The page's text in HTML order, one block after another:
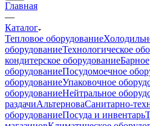
Главная
—
Каталог
Тепловое оборудование
оборудованиеТехнологическое
кондитерское оборудованиеБарное
оборудованиеПосудомоечное
оборудованиеУпаковочное
оборудованиеНейтральное
раздачиАльтерноваСанитарно-
оборудованиеПосуда и инвентарь